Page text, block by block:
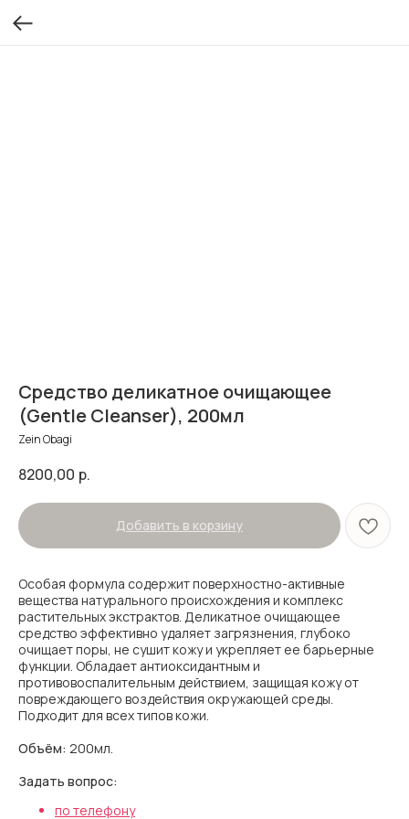
Средство деликатное очищающее
(Gentle Cleanser), 200мл
Zein Obagi
8200,00 р.
Добавить в корзину
Особая формула содержит поверхностно-активные
вещества натурального происхождения и комплекс
растительных экстрактов. Деликатное очищающее
средство эффективно удаляет загрязнения, глубоко
очищает поры, не сушит кожу и укрепляет ее барьерные
функции. Обладает антиоксидантным и
противовоспалительным действием, защищая кожу от
повреждающего воздействия окружающей среды.
Подходит для всех типов кожи.
Объём: 200мл.
Задать вопрос:
по телефону